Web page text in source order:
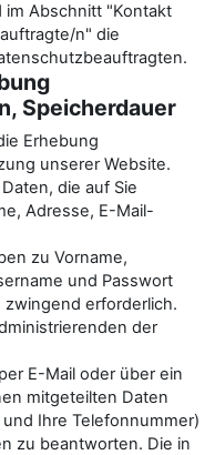
im Abschnitt "Kontakt
n" die
Speicherdauer
Erhebung
unserer Website.
die auf Sie
Adresse, E-Mail-
zu Vorname,
und Passwort
erforderlich.
der
E-Mail oder über ein
mitgeteilten Daten
Ihre Telefonnummer)
zu beantworten. Die in